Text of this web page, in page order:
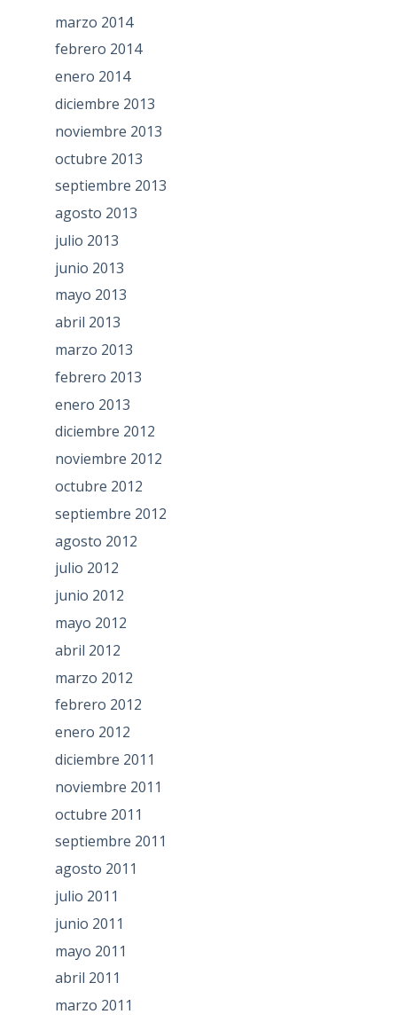
marzo 2014
febrero 2014
enero 2014
diciembre 2013
noviembre 2013
octubre 2013
septiembre 2013
agosto 2013
julio 2013
junio 2013
mayo 2013
abril 2013
marzo 2013
febrero 2013
enero 2013
diciembre 2012
noviembre 2012
octubre 2012
septiembre 2012
agosto 2012
julio 2012
junio 2012
mayo 2012
abril 2012
marzo 2012
febrero 2012
enero 2012
diciembre 2011
noviembre 2011
octubre 2011
septiembre 2011
agosto 2011
julio 2011
junio 2011
mayo 2011
abril 2011
marzo 2011